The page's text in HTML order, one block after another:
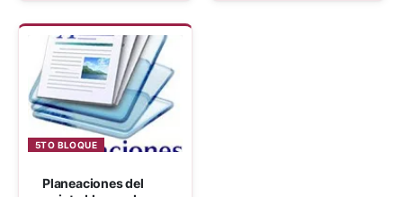
5TO BLOQUE
Planeaciones del